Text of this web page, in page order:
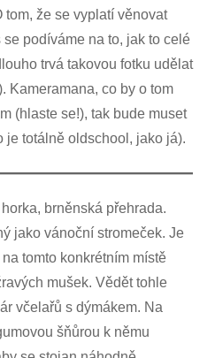
tom, že se vyplatí věnovat
podíváme na to, jak to celé
trvá takovou fotku udělat
Kameramana, co by o tom
(hlaste se!), tak bude muset
je totálně oldschool, jako já).
brněnská přehrada.
jako vánoční stromeček. Je
tomto konkrétním místě
mušek. Vědět tohle
včelařů s dýmákem. Na
šňůrou k němu